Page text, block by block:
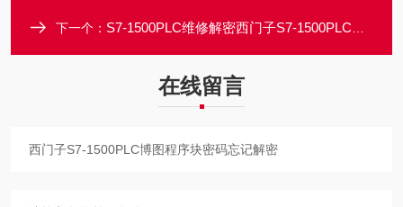
下一个： S7-1500PLC维修解密西门子S7-1500PLC博图功能块密码忘记破解
在线留言